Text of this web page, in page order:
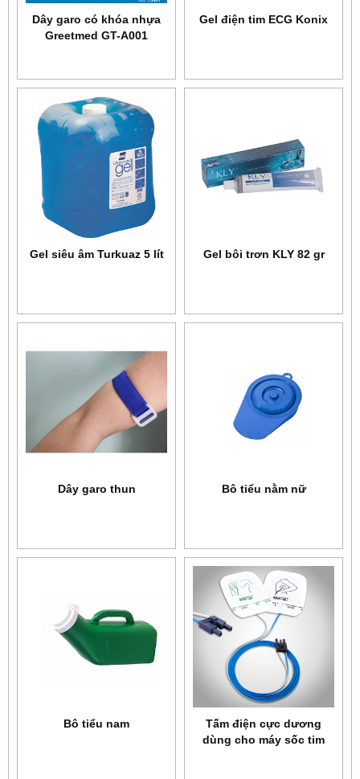
Dây garo có khóa nhựa
Greetmed GT-A001
Gel điện tim ECG Konix
Gel siêu âm Turkuaz 5 lít Gel bôi trơn KLY 82 gr
Dây garo thun Bô tiểu nằm nữ
Bô tiểu nam
Tấm điện cực dương
dùng cho máy sốc tim